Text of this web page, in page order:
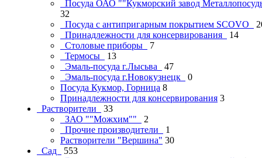
Посуда ОАО ""Кукморский завод
32
Посуда с антипригарным покрытием SCOVO
Принадлежности для консервирования
14
Столовые приборы
7
Термосы
13
Эмаль-посуда г.Лысьва
47
Эмаль-посуда г.Новокузнецк
0
Посуда Кукмор, Горница 8
Принадлежности для консервирования 3
Растворители
33
ЗАО ""Можхим""
2
Прочие производители
1
Растворители "Вершина" 30
Сад
553